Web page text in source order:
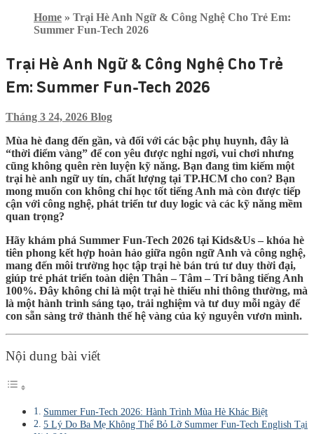
Home » Trại Hè Anh Ngữ & Công Nghệ Cho Trẻ Em:
Summer Fun-Tech 2026
Trại Hè Anh Ngữ & Công Nghệ Cho Trẻ
Em: Summer Fun-Tech 2026
Tháng 3 24, 2026 Blog
Mùa hè đang đến gần, và đối với các bậc phụ huynh, đây là
“thời điểm vàng” để con yêu được nghỉ ngơi, vui chơi nhưng
cũng không quên rèn luyện kỹ năng. Bạn đang tìm kiếm một
trại hè anh ngữ uy tín, chất lượng tại TP.HCM cho con? Bạn
mong muốn con không chỉ học tốt tiếng Anh mà còn được tiếp
cận với công nghệ, phát triển tư duy logic và các kỹ năng mềm
quan trọng?
Hãy khám phá Summer Fun-Tech 2026 tại Kids&Us – khóa hè
tiên phong kết hợp hoàn hảo giữa ngôn ngữ Anh và công nghệ,
mang đến môi trường học tập trại hè bán trú tư duy thời đại,
giúp trẻ phát triển toàn diện Thân – Tâm – Trí bằng tiếng Anh
100%. Đây không chỉ là một trại hè thiếu nhi thông thường, mà
là một hành trình sáng tạo, trải nghiệm và tư duy mỗi ngày để
con sẵn sàng trở thành thế hệ vàng của kỷ nguyên vươn mình.
Nội dung bài viết
Summer Fun-Tech 2026: Hành Trình Mùa Hè Khác Biệt
5 Lý Do Ba Mẹ Không Thể Bỏ Lỡ Summer Fun-Tech English Tại